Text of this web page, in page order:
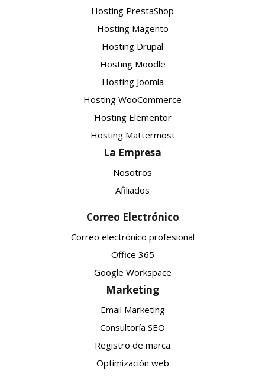
Hosting PrestaShop
Hosting Magento
Hosting Drupal
Hosting Moodle
Hosting Joomla
Hosting WooCommerce
Hosting Elementor
Hosting Mattermost
La Empresa
Nosotros
Afiliados
Correo Electrónico
Correo electrónico profesional
Office 365
Google Workspace
Marketing
Email Marketing
Consultoría SEO
Registro de marca
Optimización web